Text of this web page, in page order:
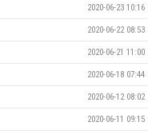
2020-06-23 10:16
2020-06-22 08:53
2020-06-21 11:00
2020-06-18 07:44
2020-06-12 08:02
2020-06-11 09:15